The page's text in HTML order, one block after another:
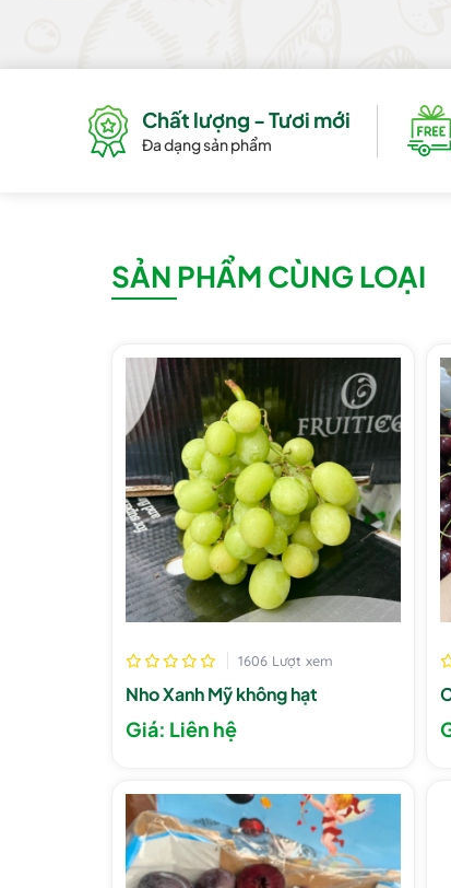
Chất lượng - Tươi mới
Đa dạng sản phẩm
SẢN PHẨM CÙNG LOẠI
1606 Lượt xem
Nho Xanh Mỹ không hạt
Giá: Liên hệ